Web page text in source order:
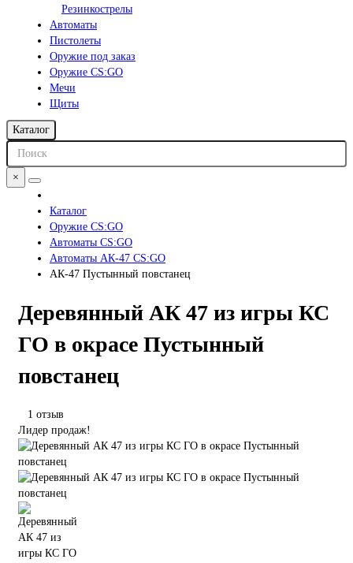
Резинкострелы
Автоматы
Пистолеты
Оружие под заказ
Оружие CS:GO
Мечи
Щиты
Каталог
×
Каталог
Оружие CS:GO
Автоматы CS:GO
Автоматы АК-47 CS:GO
АК-47 Пустынный повстанец
Деревянный АК 47 из игры КС
ГО в окрасе Пустынный
повстанец
1 отзыв
Лидер продаж!